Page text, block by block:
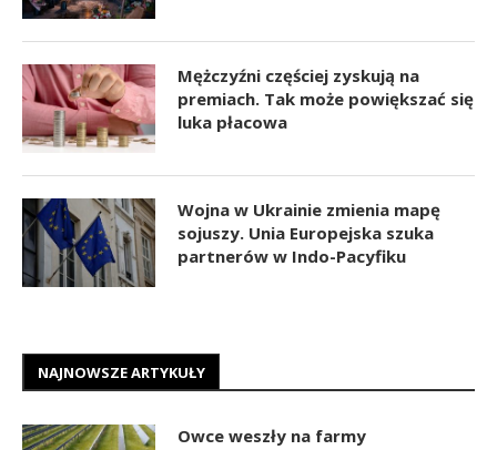
Mężczyźni częściej zyskują na
premiach. Tak może powiększać się
luka płacowa
Wojna w Ukrainie zmienia mapę
sojuszy. Unia Europejska szuka
partnerów w Indo-Pacyfiku
NAJNOWSZE ARTYKUŁY
Owce weszły na farmy